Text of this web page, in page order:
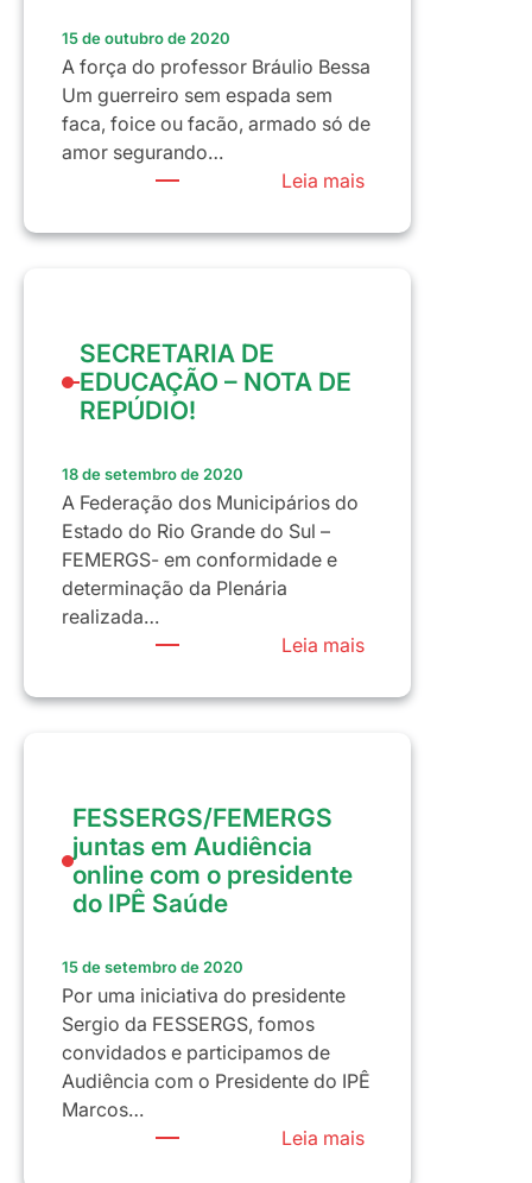
15 de outubro de 2020
A força do professor Bráulio Bessa
Um guerreiro sem espada sem
faca, foice ou facão, armado só de
amor segurando…
Leia mais:
de
SECRETARIA DE
EDUCAÇÃO – NOTA DE
REPÚDIO!
18 de setembro de 2020
A Federação dos Municipários do
Estado do Rio Grande do Sul –
FEMERGS- em conformidade e
determinação da Plenária
realizada…
Leia mais:
DE
FESSERGS/FEMERGS
juntas em Audiência
online com o presidente
do IPÊ Saúde
15 de setembro de 2020
Por uma iniciativa do presidente
Sergio da FESSERGS, fomos
convidados e participamos de
Audiência com o Presidente do IPÊ
Marcos…
Leia mais: